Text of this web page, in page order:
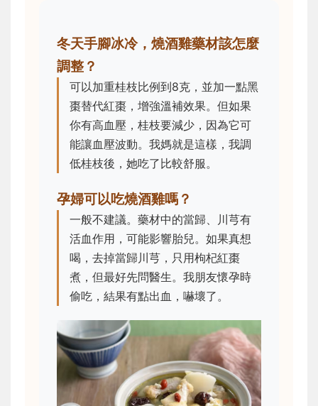
冬天手腳冰冷，燒酒雞藥材該怎麼
調整？
可以加重桂枝比例到8克，並加一點黑
棗替代紅棗，增強溫補效果。但如果
你有高血壓，桂枝要減少，因為它可
能讓血壓波動。我媽就是這樣，我調
低桂枝後，她吃了比較舒服。
孕婦可以吃燒酒雞嗎？
一般不建議。藥材中的當歸、川芎有
活血作用，可能影響胎兒。如果真想
喝，去掉當歸川芎，只用枸杞紅棗
煮，但最好先問醫生。我朋友懷孕時
偷吃，結果有點出血，嚇壞了。